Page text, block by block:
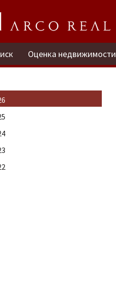
Оценка недвижимости